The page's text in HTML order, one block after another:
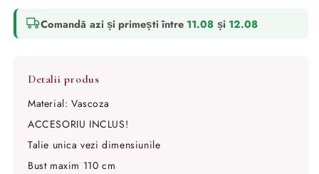
Comandă azi și primești între 11.08 și 12.08
Material: Vascoza
ACCESORIU INCLUS!
Talie unica vezi dimensiunile
Bust maxim 110 cm